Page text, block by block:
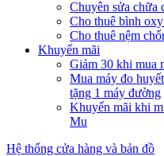
Chuyên sửa chữa
Cho thuê bình
Cho thuê nệm
Khuyến mãi
Giảm 30 khi mua
Mua máy đo
tặng 1 máy đường
Khuyến mãi khi
Mu
Hệ thống cửa hàng và bản đồ